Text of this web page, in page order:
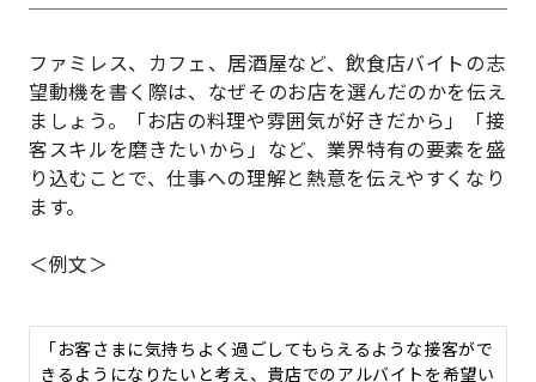
ファミレス、カフェ、居酒屋など、飲食店バイトの志
望動機を書く際は、なぜそのお店を選んだのかを伝え
ましょう。「お店の料理や雰囲気が好きだから」「接
客スキルを磨きたいから」など、業界特有の要素を盛
り込むことで、仕事への理解と熱意を伝えやすくなり
ます。
＜例文＞
「お客さまに気持ちよく過ごしてもらえるような接客がで
きるようになりたいと考え、貴店でのアルバイトを希望い